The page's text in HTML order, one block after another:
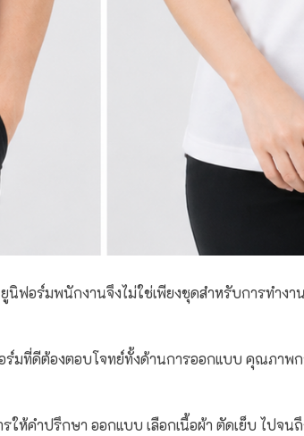
อร์มพนักงานจึงไม่ใช่เพียงชุดสำหรับการทำง
ร์มที่ดีต้องตอบโจทย์ทั้งด้านการออกแบบ คุณภาพ
ห้คำปรึกษา ออกแบบ เลือกเนื้อผ้า ตัดเย็บ ไปจ